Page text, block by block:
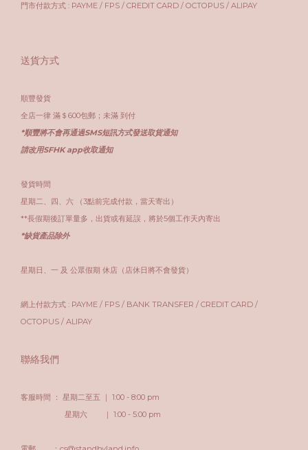
門市付款方式 : PAYME / FPS / CREDIT CARD / OCTOPUS / ALIPAY
送貨方式
順豐發貨
全店一律 滿＄600包郵；未滿 到付
*順豐將不會再通過SMS短訊方式發送取貨通知
請改用SFHK app收取通知
發貨時間
星期二、四、六 （3點前完成付款，當天寄出）
**長假期後訂單量多，出貨或有延誤，將於5個工作天內寄出
*缺貨產品除外
星期日、一 及 公眾假期 休店（店休日將不會發貨）
網上付款方式 : PAYME / FPS / BANK TRANSFER / CREDIT CARD /
OCTOPUS / ALIPAY
聯絡我們
客服時間 ： 星期二至五 ｜ 1:00 - 8:00 pm
星期六 ｜ 1:00 - 5:00 pm